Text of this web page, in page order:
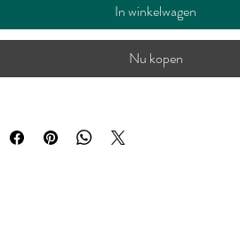
In winkelwagen
Nu kopen